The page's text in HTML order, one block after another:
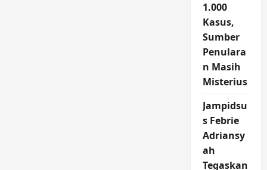
1.000
Kasus,
Sumber
Penulara
n Masih
Misterius
Jampidsu
s Febrie
Adriansy
ah
Tegaskan